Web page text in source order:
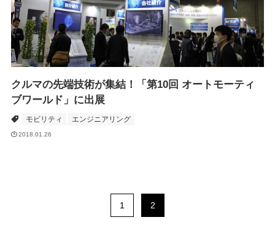
クルマの先端技術が集結！「第10回 オートモーティ
ブワールド」に出展
モビリティ エンジニアリング
2018.01.26
1 2